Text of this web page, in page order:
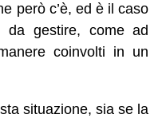
però c’è, ed è il caso
da gestire, come ad
coinvolti in un
situazione, sia se la